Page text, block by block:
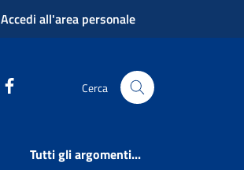
Accedi all'area personale
Cerca
Tutti gli argomenti...